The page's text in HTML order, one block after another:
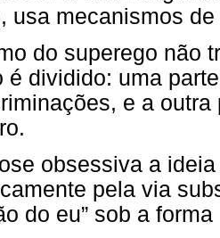
usa mecanismos
do superego não
é dividido: uma
e a
obsessiva a
pela via
do eu” sob a